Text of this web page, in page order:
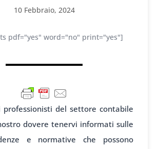
10 Febbraio, 2024
pdf="yes" word="no" print="yes"]
del settore contabile
dovere tenervi informati sulle
e normative che possono